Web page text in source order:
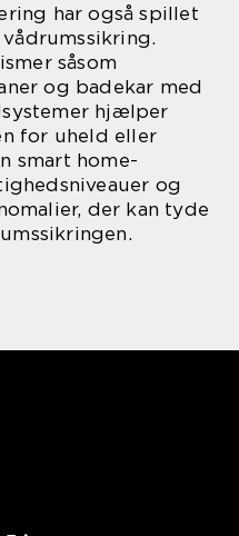
har også spillet
såsom
og badekar med
hjælper
for uheld eller
smart home-
og
der kan tyde